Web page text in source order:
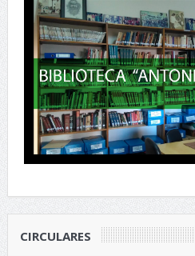
CIRCULARES